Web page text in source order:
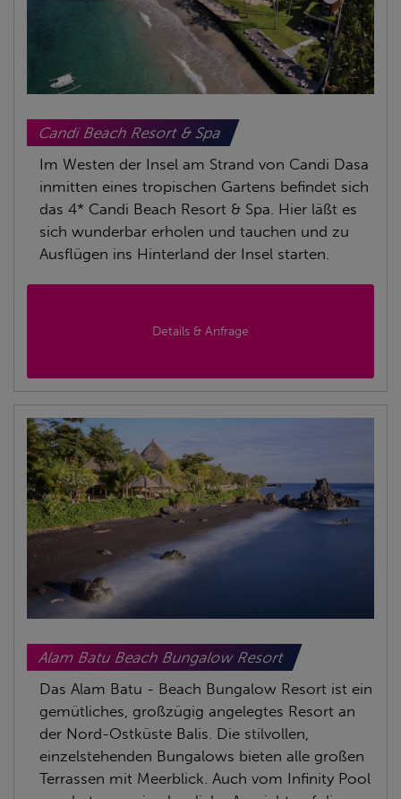
Candi Beach Resort & Spa
Im Westen der Insel am Strand von Candi Dasa
inmitten eines tropischen Gartens befindet sich
das 4* Candi Beach Resort & Spa. Hier läßt es
sich wunderbar erholen und tauchen und zu
Ausflügen ins Hinterland der Insel starten.
Details & Anfrage
Alam Batu Beach Bungalow Resort
Das Alam Batu - Beach Bungalow Resort ist ein
gemütliches, großzügig angelegtes Resort an
der Nord-Ostküste Balis. Die stilvollen,
einzelstehenden Bungalows bieten alle großen
Terrassen mit Meerblick. Auch vom Infinity Pool